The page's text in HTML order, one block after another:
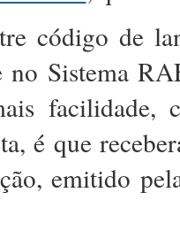
código de
no Sistema
facilidade,
é que
emitido